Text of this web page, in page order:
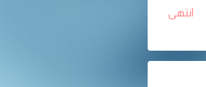
انتهى